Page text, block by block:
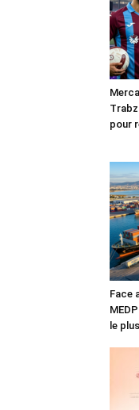
pour
Face
le